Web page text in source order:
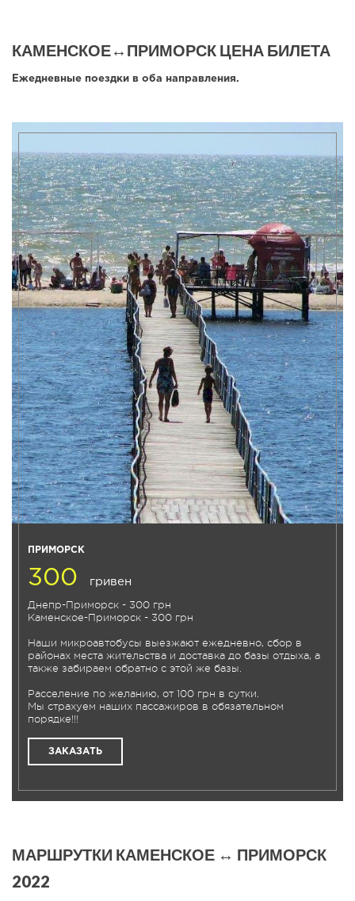
КАМЕНСКОЕ↔ПРИМОРСК ЦЕНА БИЛЕТА
Ежедневные поездки в оба направления.
ПРИМОРСК
300 гривен
Днепр-Приморск - 300 грн
Каменское-Приморск - 300 грн
Наши микроавтобусы выезжают ежедневно, сбор в
районах места жительства и доставка до базы отдыха, а
также забираем обратно с этой же базы.
Расселение по желанию, от 100 грн в сутки.
Мы страхуем наших пассажиров в обязательном
порядке!!!
ЗАКАЗАТЬ
МАРШРУТКИ КАМЕНСКОЕ ↔ ПРИМОРСК
2022